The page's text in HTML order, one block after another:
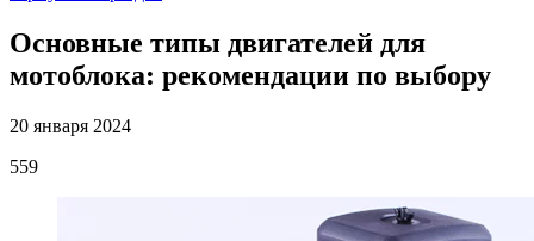
Основные типы двигателей для
мотоблока: рекомендации по выбору
20 января 2024
559